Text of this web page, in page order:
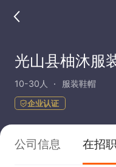
光山县柚沐服
10-30人 服装鞋帽
企业认证
公司信息 在招